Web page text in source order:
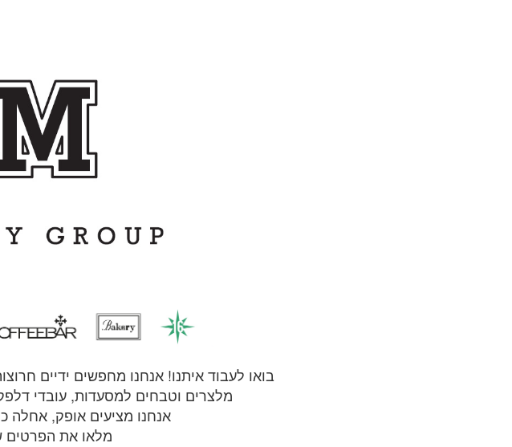
בואו לעבוד איתנו! אנחנו מחפשים ידיים
מלצרים וטבחים למסעדות, עובדי דלפק
אנחנו מציעים אופק, אחלה
מלאו את הפרטים